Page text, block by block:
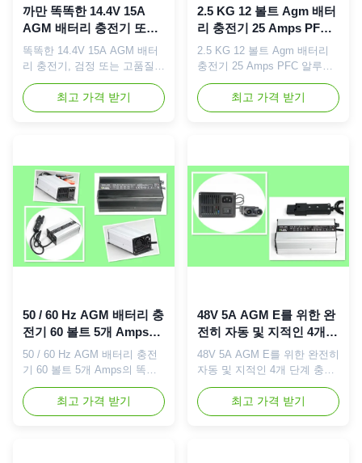
까만 똑똑한 14.4V 15A
AGM 배터리 충전기 또는
통제되는은 알루미늄 케이
스 MCU
똑똑한 14.4V 15A AGM 배터
리 충전기, 검정 또는 고품질은
알루미늄 상자, 보장 2 년 기술
적인 Specs.: 1) 차원
(LxWxH): 170 x 90 x 60 mm
위탁 방법: CC, 뜨는 CV 6) AC
입력 전압: 110 또는 230Vac
7) AC 입력 freq.: 50/60 Hz 8)
AC 마개: 미국, 영국, EU, AU
등. 9) 산출 연결관 유형: XLR,
앤더슨은, 등을 자릅니다. ...
최고 가격 받기
2.5 KG 12 볼트 Agm 배터
리 충전기 25 Amps PFC
알루미늄 주거에
230*120*70MM
2.5 KG 12 볼트 Agm 배터리
충전기 25 Amps PFC 알루미
늄 주거에 230*120*70MM
AGM 배터리 충전기는 12 볼
트 240Vac에 세계적인 110를
건전지를 위한 14.4V입니다.
미리충전, CC, CV 그리고/물
방울로 뜨 위탁하는 지적인 4
개 단계는 고능률 및 pretect와
더불어, 이 충전기 빠를 것이
당신의 AGM 건전지를 아주,
당신의 건전지수명 최대로 위
최고 가격 받기
50 / 60 Hz AGM 배터리 충
전기 60 볼트 5개 Amps의
똑똑한 밀봉된 납축 전지
충전기 1.5 KG
50 / 60 Hz AGM 배터리 충전
기 60 볼트 5개 Amps의 똑똑
한 밀봉된 납축 전지 충전기
1.5 KG 간단한 설명: 밀봉한
납축 전지 충전기는 60 볼트
최고 가격 받기
48V 5A AGM E를 위한 완
전히 자동 및 지적인 4개
단계 충전기 - 스쿠터/오토
바이
48V 5A AGM E를 위한 완전히
자동 및 지적인 4개 단계 충전
기 - 스쿠터/오토바이 간단한
설명: 밀봉한 납축 전지 충전기
는 48 볼트 230Vac에 세계적
최고 가격 받기